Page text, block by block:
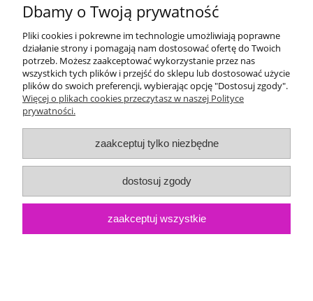
Pendrive 16GB Twister USB 3.0 niebieski + smycz
(sklep)
Cena:28,80 zł Dostępność:0
Dbamy o Twoją prywatność
Pliki cookies i pokrewne im technologie umożliwiają poprawne
działanie strony i pomagają nam dostosować ofertę do Twoich
potrzeb. Możesz zaakceptować wykorzystanie przez nas
wszystkich tych plików i przejść do sklepu lub dostosować użycie
plików do swoich preferencji, wybierając opcję "Dostosuj zgody".
Więcej o plikach cookies przeczytasz w naszej Polityce
prywatności.
zaakceptuj tylko niezbędne
dostosuj zgody
zaakceptuj wszystkie